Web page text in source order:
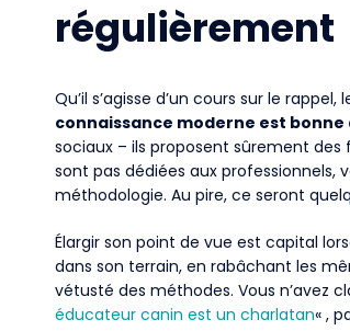
régulièrement
Qu’il s’agisse d’un cours sur le
connaissance moderne est bonne
sociaux – ils proposent sûrement
sont pas dédiées aux professionnels,
méthodologie. Au pire, ce seront
Élargir son point de vue est capital
dans son terrain, en rabâchant les
vétusté des méthodes. Vous n’avez
éducateur canin est un charlatan« ,